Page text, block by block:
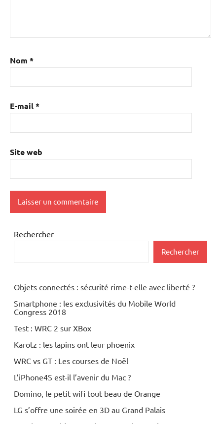
Nom *
E-mail*
Site web
Rechercher
Rechercher
Objets connectés : sécurité rime-t-elle avec liberté ?
Smartphone : les exclusivités du Mobile World
Congress 2018
Test : WRC 2 sur XBox
Karotz : les lapins ont leur phoenix
WRC vs GT : Les courses de Noël
L’iPhone4S est-il l’avenir du Mac ?
Domino, le petit wifi tout beau de Orange
LG s’offre une soirée en 3D au Grand Palais